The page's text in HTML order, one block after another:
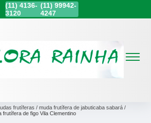
(11) 4136-
3120
(11)99942-
4247
frutíferas
muda frutífera de jabuticaba sabará
frutífera de figo Vila Clementino